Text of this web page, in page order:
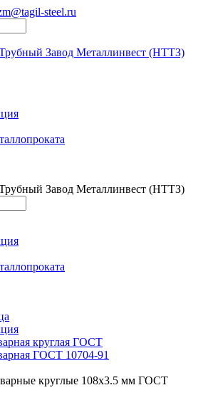
steel.ru
круглая ГОСТ
ГОСТ 10704-91
круглые 108x3.5 мм ГОСТ